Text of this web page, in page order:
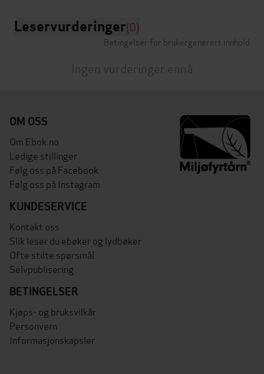
Leservurderinger(0)
Betingelser for brukergenerert innhold
Ingen vurderinger ennå
OM OSS
Om Ebok.no
Ledige stillinger
Følg oss på Facebook
Følg oss på Instagram
KUNDESERVICE
Kontakt oss
Slik leser du ebøker og lydbøker
Ofte stilte spørsmål
Selvpublisering
BETINGELSER
Kjøps- og bruksvilkår
Personvern
Informasjonskapsler